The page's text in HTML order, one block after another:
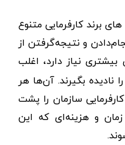
برند کارفرمایی متنوع
و نتیجه‌گرفتن از
بیشتری نیاز دارد، اغلب
نادیده بگیرند. آن‌ها هر
سازمان را پشت
زمان و هزینه‌ای که این